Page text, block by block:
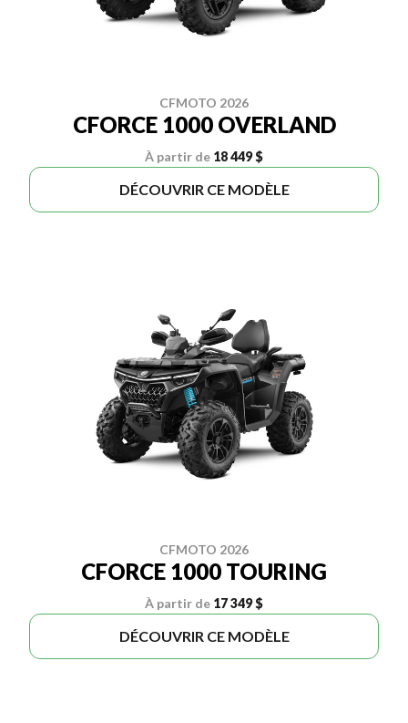
CFMOTO 2026
CFORCE 1000 OVERLAND
À partir de 18 449 $
DÉCOUVRIR CE MODÈLE
CFMOTO 2026
CFORCE 1000 TOURING
À partir de 17 349 $
DÉCOUVRIR CE MODÈLE